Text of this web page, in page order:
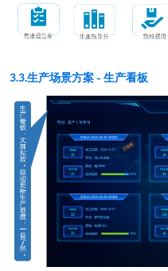
3.3.生产场景方案 - 生产看板